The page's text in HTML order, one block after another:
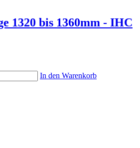
1320 bis 1360mm - IHC
In den Warenkorb